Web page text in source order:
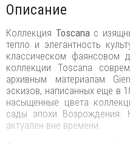
Описание
Коллекция Toscana с
тепло и элегантность
классическом фаянсовом
коллекции Toscana
архивным материалам
эскизов, написанных еще в
насыщенные цвета
сады эпохи Возрождения.
актуален вне времени.